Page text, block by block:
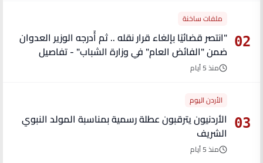
02
ملفات ساخنة
"انتصر قضائيًا بإلغاء قرار نقله .. ثم أُدرجه الوزير العدوان
ضمن "الفائض العام" في وزارة الشباب" - تفاصيل
منذ 5 أيام
03
الأردن اليوم
الأردنيون يترقبون عطلة رسمية بمناسبة المولد النبوي
الشريف
منذ 5 أيام